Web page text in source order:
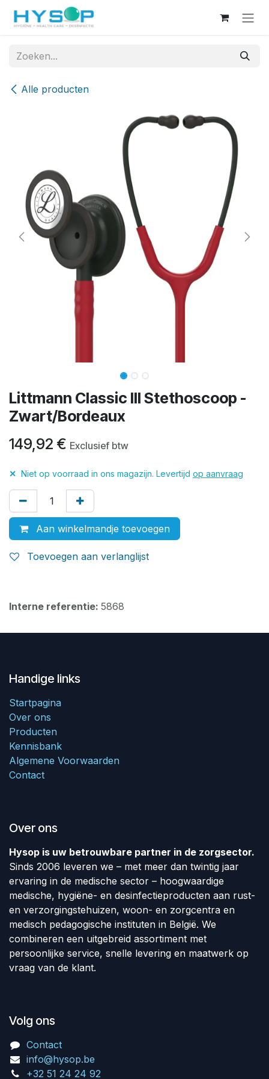
Overslaan naar inhoud
Alle producten
Littmann Classic III Stethoscoop -
Zwart/Bordeaux
149,92 € Exclusief btw
✕ Niet op voorraad in ons magazijn. Levertijd op aanvraag
Aan winkelmandje toevoegen
Toevoegen aan verlanglijst
Interne referentie: 5868
Handige links
Startpagina
Over ons
Producten
Kennisbank
Algemene Voorwaarden
Contact
Over ons
Hysop is uw betrouwbare partner in de zorgsector.
Sinds 2006 leveren we – met meer dan twintig jaar
ervaring in de medische sector – hoogwaardige
medische, hygiëne- en desinfectieproducten aan rust-
en verzorgingstehuizen, woon- en zorgcentra en
medisch pedagogische instituten in België. We
combineren een uitgebreid assortiment met
persoonlijke service, snelle levering en maatwerk op
vraag van de klant.
Volg ons
Contact
info@hysop.be
+32 51 24 24 92